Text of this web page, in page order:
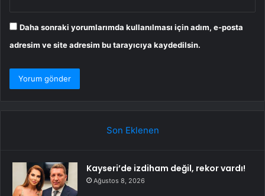
Daha sonraki yorumlarımda kullanılması için adım, e-posta
adresim ve site adresim bu tarayıcıya kaydedilsin.
Son Eklenen
Kayseri’de izdiham değil, rekor vardı!
Ağustos 8, 2026